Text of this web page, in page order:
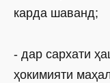
карда шаванд;
- дар сархати
ҳокимияти